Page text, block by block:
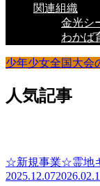
関連組織
金光シ
わかば
少年少女全国大会
人気記事
☆新規事業☆霊地
2025.12.07